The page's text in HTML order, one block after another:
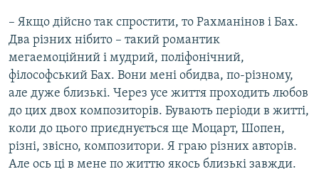
– Якщо дійсно так спростити, то Рахманінов і Бах.
Два різних нібито – такий романтик
мегаемоційний і мудрий, поліфонічний,
філософський Бах. Вони мені обидва, по-різному,
але дуже близькі. Через усе життя проходить любов
до цих двох композиторів. Бувають періоди в житті,
коли до цього приєднується ще Моцарт, Шопен,
різні, звісно, композитори. Я граю різних авторів.
Але ось ці в мене по життю якось близькі завжди.